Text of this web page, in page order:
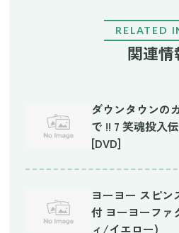
RELATED
関連情
ダウンタウンの
で !! 7 笑魂投入
[DVD]
ヨーヨー スピン
付 ヨーヨーファ
ィ/イエロー)